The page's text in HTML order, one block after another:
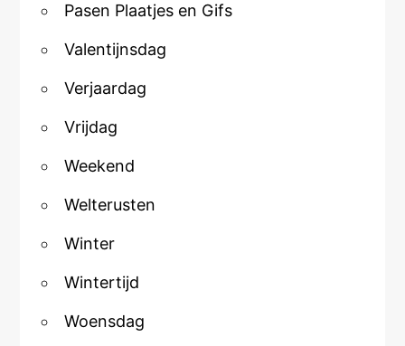
Pasen Plaatjes en Gifs
Valentijnsdag
Verjaardag
Vrijdag
Weekend
Welterusten
Winter
Wintertijd
Woensdag